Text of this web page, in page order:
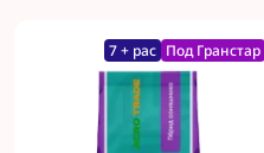
7 + рас Под Гранстар